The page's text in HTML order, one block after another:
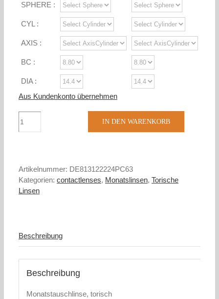
SPHERE :
CYL :
AXIS :
BC :
DIA :
Aus Kundenkonto übernehmen
toric
IN DEN WARENKORB
Artikelnummer: DE813122224PC63
Kategorien: contactlenses, Monatslinsen, Torische
Linsen
Beschreibung
Beschreibung
Monatstauschlinse, torisch